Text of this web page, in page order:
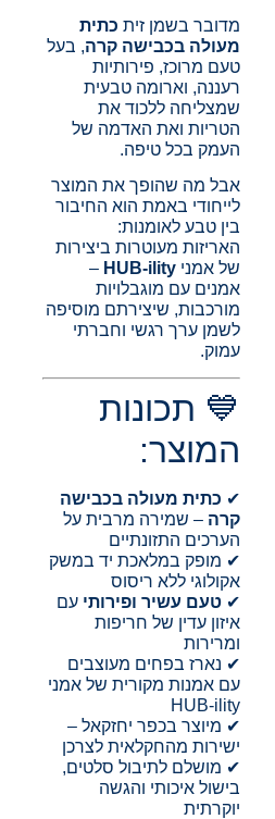
מדובר בשמן זית כתית
מעולה בכבישה קרה, בעל
טעם מרוכז, פירותיות
רעננה, וארומה טבעית
שמצליחה ללכוד את
הטריות ואת האדמה של
העמק בכל טיפה.
אבל מה שהופך את המוצר
לייחודי באמת הוא החיבור
בין טבע לאומנות:
האריזות מעוטרות ביצירות
של אמניHUB-ility
–
אמנים עם מוגבלויות
מורכבות, שיצירתם מוסיפה
לשמן ערך רגשי וחברתי
עמוק.
💙 תכונות
המוצר:
✔ כתית מעולה בכבישה
קרה – שמירה מרבית על
הערכים התזונתיים
✔ מופק במלאכת יד במשק
אקולוגי ללא ריסוס
✔טעם עשיר ופירותי עם
איזון עדין של חריפות
ומרירות
✔ נארז בפחים מעוצבים
עם אמנות מקורית של אמני
HUB-ility
✔ מיוצר בכפר יחזקאל –
ישירות מהחקלאית לצרכן
✔ מושלם לתיבול סלטים,
בישול איכותי והגשה
יוקרתית